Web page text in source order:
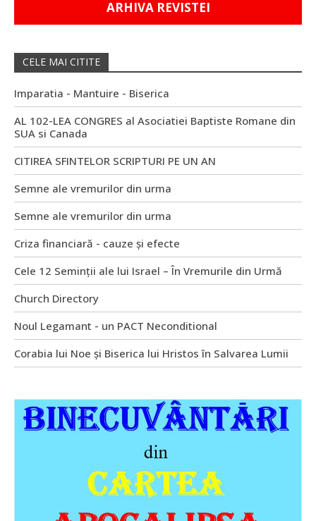
ARHIVA REVISTEI
CELE MAI CITITE
Imparatia - Mantuire - Biserica
AL 102-LEA CONGRES al Asociatiei Baptiste Romane din
SUA si Canada
CITIREA SFINTELOR SCRIPTURI PE UN AN
Semne ale vremurilor din urma
Semne ale vremurilor din urma
Criza financiară - cauze și efecte
Cele 12 Seminții ale lui Israel – În Vremurile din Urmă
Church Directory
Noul Legamant - un PACT Neconditional
Corabia lui Noe și Biserica lui Hristos în Salvarea Lumii